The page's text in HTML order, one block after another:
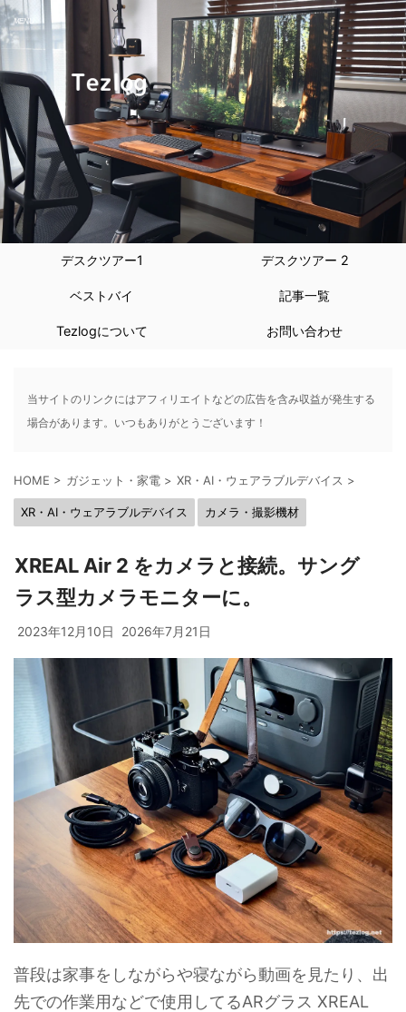
デスクツアー1 デスクツアー 2
ベストバイ 記事一覧
Tezlogについて お問い合わせ
当サイトのリンクにはアフィリエイトなどの広告を含み収益が発生する
場合があります。いつもありがとうございます！
HOME > ガジェット・家電 > XR・AI・ウェアラブルデバイス >
XR・AI・ウェアラブルデバイス カメラ・撮影機材
XREAL Air 2 をカメラと接続。サング
ラス型カメラモニターに。
2023年12月10日 2026年7月21日
普段は家事をしながらや寝ながら動画を見たり、出
先での作業用などで使用してるARグラス XREAL